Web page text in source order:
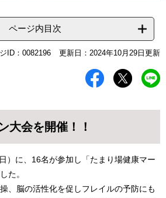
ページ内目次
ID：0082196 更新日：2024年10月29日更新
大会を開催！！
）に、16名が参加し「たまり場健康マー
た。
、脳の活性化を促しフレイルの予防にも